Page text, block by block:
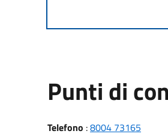
Punti di
Telefono :8004 73165